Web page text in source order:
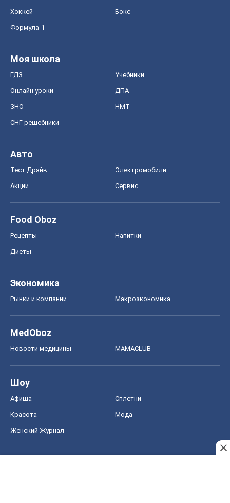
Хоккей Бокс
Формула-1
Моя школа
ГДЗ Учебники
Онлайн уроки ДПА
ЗНО НМТ
СНГ решебники
Авто
Тест Драйв Электромобили
Акции Сервис
Food Oboz
Рецепты Напитки
Диеты
Экономика
Рынки и компании Mакроэкономика
MedOboz
Новости медицины MAMACLUB
Шоу
Афиша Сплетни
Красота Мода
Женский Журнал